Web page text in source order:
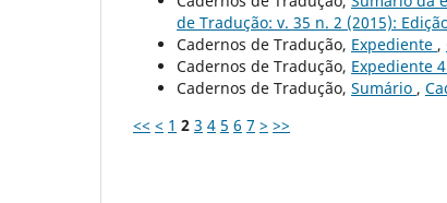
de Tradução: v. 35 n. 2 (2015):
Cadernos de Tradução, Expediente ,
Cadernos de Tradução, Expediente
Cadernos de Tradução, Sumário ,
<< < 1 2 3 4 5 6 7 > >>